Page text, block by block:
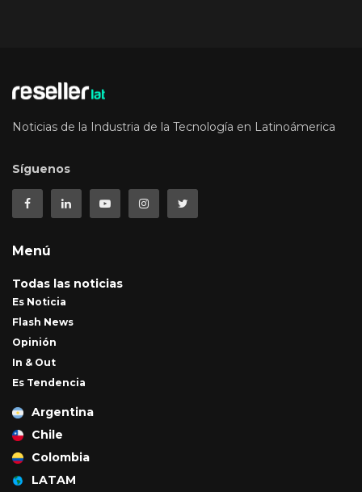
Noticias de la Industria de la Tecnología en Latinoámerica
Síguenos
Menú
Todas las noticias
Es Noticia
Flash News
Opinión
In & Out
Es Tendencia
Argentina
Chile
Colombia
LATAM